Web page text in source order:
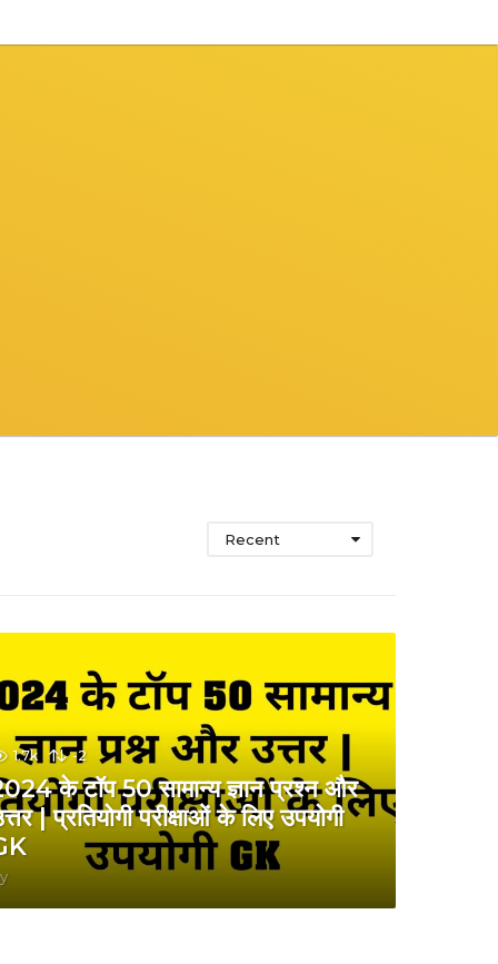
Recent
1.7k -2
के टॉप 50 सामान्य ज्ञान प्रश्न और
| प्रतियोगी परीक्षाओं के लिए उपयोगी